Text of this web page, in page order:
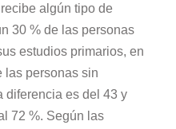
algún tipo de
30 % de las personas
estudios primarios, en
las personas sin
diferencia es del 43 y
72 %. Según las